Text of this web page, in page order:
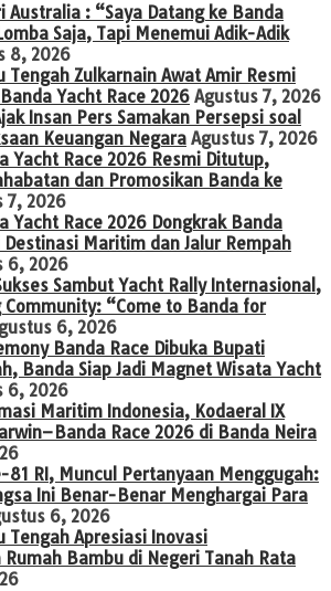
Australia : “Saya Datang ke Banda
Saja, Tapi Menemui Adik-Adik
8, 2026
Tengah Zulkarnain Awat Amir Resmi
Yacht Race 2026 Agustus 7, 2026
Insan Pers Samakan Persepsi soal
Keuangan Negara Agustus 7, 2026
Yacht Race 2026 Resmi Ditutup,
dan Promosikan Banda ke
7, 2026
Yacht Race 2026 Dongkrak Banda
Destinasi Maritim dan Jalur Rempah
6, 2026
Sambut Yacht Rally Internasional,
Community: “Come to Banda for
6, 2026
Banda Race Dibuka Bupati
Banda Siap Jadi Magnet Wisata Yacht
6, 2026
Maritim Indonesia, Kodaeral IX
Race 2026 di Banda Neira
81 RI, Muncul Pertanyaan Menggugah:
Ini Benar-Benar Menghargai Para
6, 2026
Tengah Apresiasi Inovasi
Bambu di Negeri Tanah Rata